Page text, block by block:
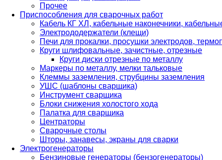
Прочее
Приспособления для сварочных работ
Кабель КГ ХЛ, кабельные наконечники,
Электрододержатели (клещи)
Печи для прокалки, просушки электродов,
Круги шлифовальные, зачистные, отрезные
Круги диски отрезные по металлу
Маркеры по металлу, мелки тальковые
Клеммы заземления, струбцины заземления
УШС (шаблоны сварщика)
Инструмент сварщика
Блоки снижения холостого хода
Палатка для сварщика
Центраторы
Сварочные столы
Шторы, занавесы, экраны для сварки
Электрогенераторы
Бензиновые генераторы (бензогенераторы)